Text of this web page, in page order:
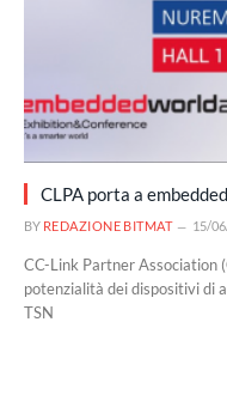
CLPA porta a
BY REDAZIONE BITMAT 15/
CC-Link Partner Association
potenzialità dei dispositivi di
TSN